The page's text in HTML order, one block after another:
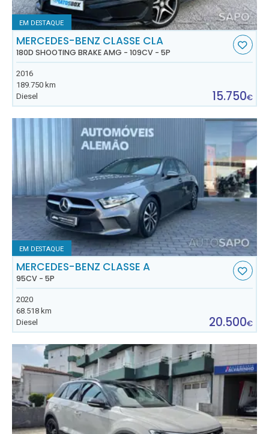
EM DESTAQUE
MERCEDES-BENZ CLASSE CLA
180D SHOOTING BRAKE AMG - 109CV - 5P
2016
189.750 km
Diesel
15.750€
EM DESTAQUE
MERCEDES-BENZ CLASSE A
95CV - 5P
2020
68.518 km
Diesel
20.500€